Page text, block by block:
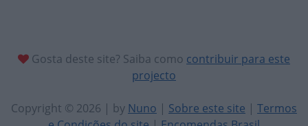
Gosta deste site? Saiba como contribuir para este
projecto
Copyright © 2026 | by Nuno | Sobre este site | Termos